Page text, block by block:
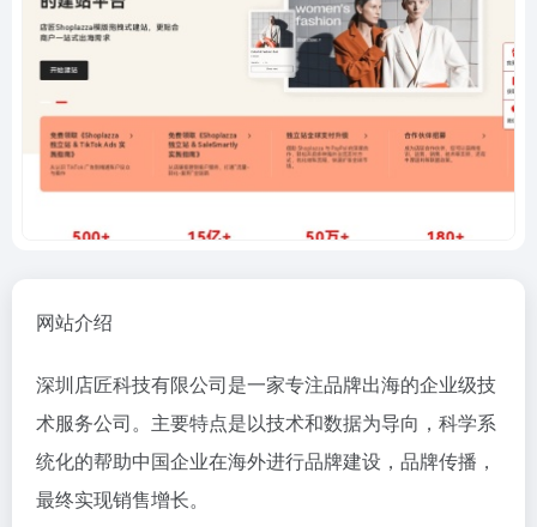
网站介绍
深圳店匠科技有限公司是一家专注品牌出海的企业级技
术服务公司。主要特点是以技术和数据为导向，科学系
统化的帮助中国企业在海外进行品牌建设，品牌传播，
最终实现销售增长。